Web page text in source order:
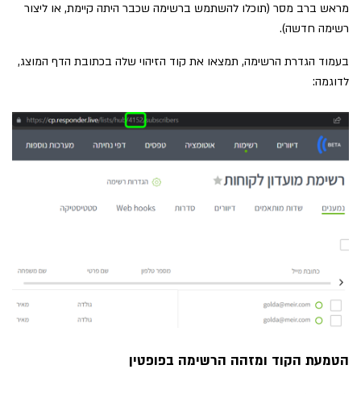
מראש ברב מסר (תוכלו להשתמש ברשימה שכבר היתה קיימת, או ליצור
רשימה חדשה).
בעמוד הגדרת הרשימה, תמצאו את קוד הזיהוי שלה בכתובת הדף המוצג,
לדוגמה:
הטמעת הקוד ומזהה הרשימה בפופטין